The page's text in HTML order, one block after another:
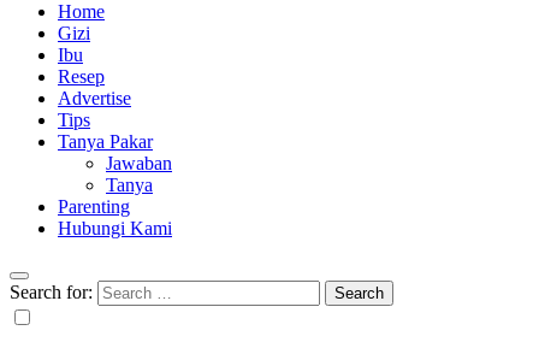
Home
Gizi
Ibu
Resep
Advertise
Tips
Tanya Pakar
Jawaban
Tanya
Parenting
Hubungi Kami
Search for: